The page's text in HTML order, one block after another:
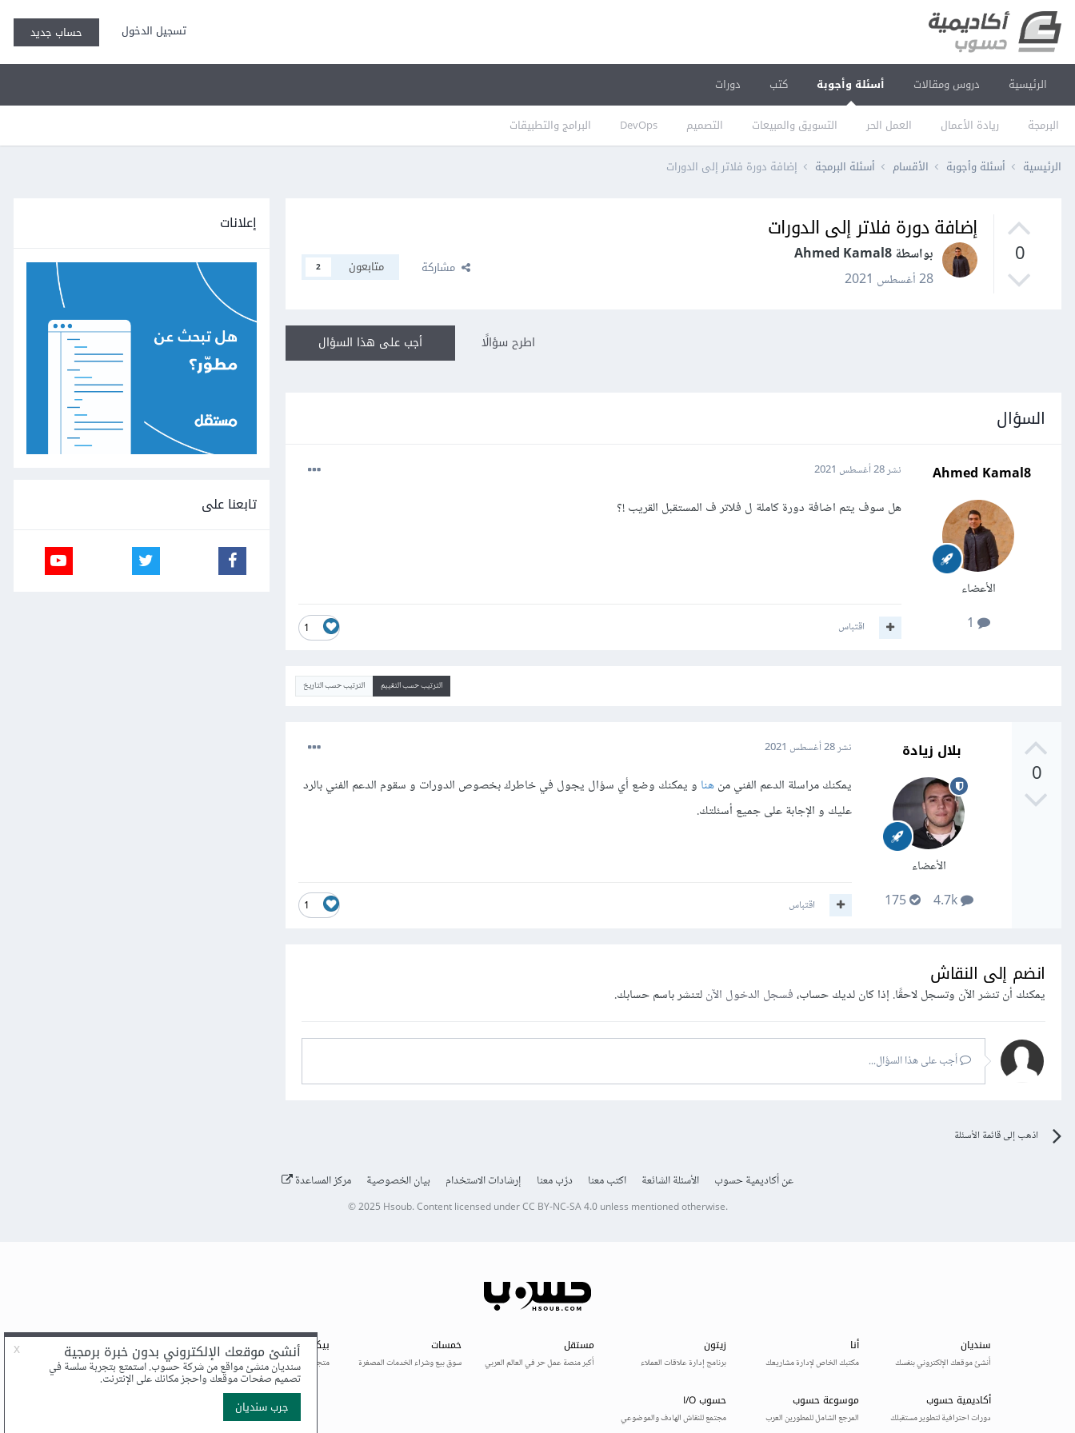
تسجيل الدخول حساب جديد
الرئيسية دروس ومقالات أسئلة وأجوبة
البرمجة ريادة الأعمال العمل الحر التسويق والمبيعات التصميم DevOps البرامج والتطبيقات
كتب دورات
الرئيسية أسئلة وأجوبة الأقسام أسئلة البرمجة إضافة دورة فلاتر إلى الدورات
0
إضافة دورة فلاتر إلى الدورات
بواسطة Ahmed Kamal8
28 أغسطس 2021
مشاركة متابعون 2
أجب على هذا السؤال اطرح سؤالًا
السؤال
Ahmed Kamal8
الأعضاء
نشر28 أغسطس 2021
هل سوف يتم اضافة دورة كاملة ل فلاتر ف المستقبل القريب !؟
1 اقتباس
الترتيب حسب التقييم الترتيب حسب التاريخ
0
بلال زيادة
الأعضاء
4.7k
175
نشر28 أغسطس 2021
يمكنك مراسلة الدعم الفني منهنا و يمكنك وضع أي سؤال يجول في خاطرك بخصوص الدورات و سقوم الدعم الفني بالرد
عليك و الإجابة على جميع أسئلتك.
1 اقتباس
انضم إلى النقاش
يمكنك أن تنشر الآن وتسجل لاحقًا. إذا كان لديك حساب،فسجل الدخول الآنلتنشر باسم حسابك.
أجب على هذا السؤال...
اذهب إلى قائمة الأسئلة
إعلانات
تابعنا على
عن أكاديمية حسوب الأسئلة الشائعة اكتب معنا درّب معنا إرشادات الاستخدام بيان الخصوصية مركز المساعدة
© 2025 Hsoub.Content licensed underCC BY-NC-SA 4.0unless mentioned otherwise.